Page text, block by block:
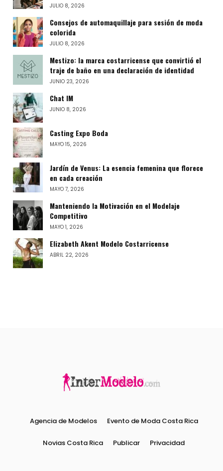
JULIO 8, 2026
Consejos de automaquillaje para sesión de moda
colorida
JULIO 8, 2026
Mestizo: la marca costarricense que convirtió el
traje de baño en una declaración de identidad
JUNIO 23, 2026
Chat IM
JUNIO 8, 2026
Casting Expo Boda
MAYO 15, 2026
Jardín de Venus: La esencia femenina que florece
en cada creación
MAYO 7, 2026
Manteniendo la Motivación en el Modelaje
Competitivo
MAYO 1, 2026
Elizabeth Akent Modelo Costarricense
ABRIL 22, 2026
Agencia de Modelos Evento de Moda Costa Rica
Novias Costa Rica Publicar Privacidad